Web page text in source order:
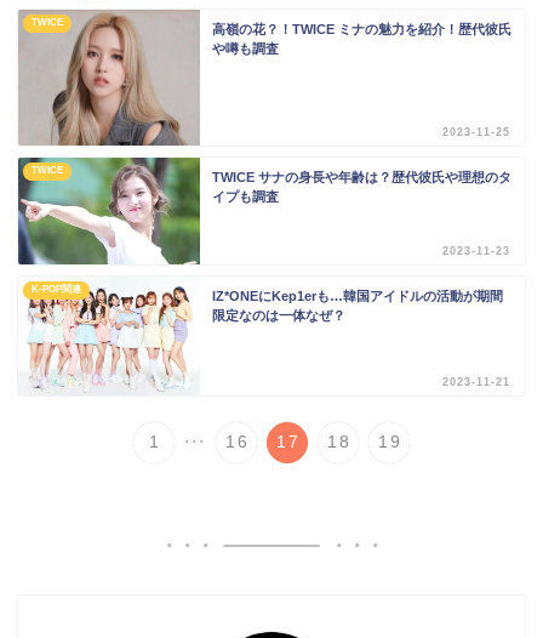
TWICE
高嶺の花？！TWICE ミナの魅力を紹介！歴代彼氏
や噂も調査
2023-11-25
TWICE
TWICE サナの身長や年齢は？歴代彼氏や理想のタ
イプも調査
2023-11-23
K-POP関連
IZ*ONEにKep1erも…韓国アイドルの活動が期間
限定なのは一体なぜ？
2023-11-21
1 ... 16 17 18 19